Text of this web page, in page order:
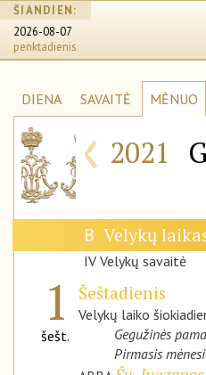
ŠIANDIEN:
2026-08-07
penktadienis
DIENA SAVAITĖ MĖNUO
‹ 2021
B Velykų
IV Velykų savaitė
1
šešt.
Šeštadienis
Velykų laiko
Gegužinės
Pirmasis